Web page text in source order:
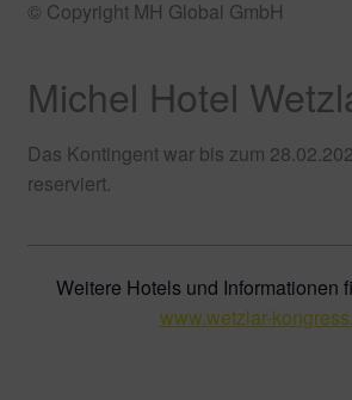
© Copyright MH Global GmbH
Michel Hotel
Das Kontingent war bis zum
reserviert.
Weitere Hotels und Informationen
www.wetzlar-